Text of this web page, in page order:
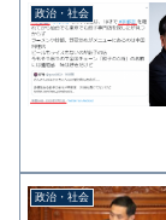
政治・社会
政治・社会